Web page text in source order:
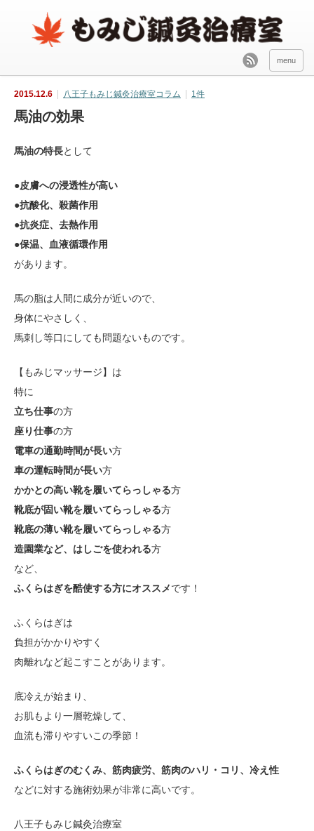
menu
2015.12.6 八王子もみじ鍼灸治療室コラム 1件
馬油の効果
馬油の特長として
●皮膚への浸透性が高い
●抗酸化、殺菌作用
●抗炎症、去熱作用
●保温、血液循環作用
があります。
馬の脂は人間に成分が近いので、
身体にやさしく、
馬刺し等口にしても問題ないものです。
【もみじマッサージ】は
特に
立ち仕事の方
座り仕事の方
電車の通勤時間が長い方
車の運転時間が長い方
かかとの高い靴を履いてらっしゃる方
靴底が固い靴を履いてらっしゃる方
靴底の薄い靴を履いてらっしゃる方
造園業など、はしごを使われる方
など、
ふくらはぎを酷使する方にオススメです！
ふくらはぎは
負担がかかりやすく
肉離れなど起こすことがあります。
底冷えが始まり、
お肌もより一層乾燥して、
血流も滞りやすいこの季節！
ふくらはぎのむくみ、筋肉疲労、筋肉のハリ・コリ、冷え性
などに対する施術効果が非常に高いです。
八王子もみじ鍼灸治療室